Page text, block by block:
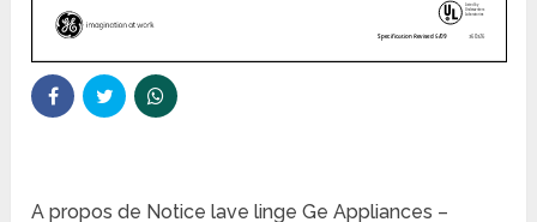
A propos de Notice lave linge Ge Appliances –